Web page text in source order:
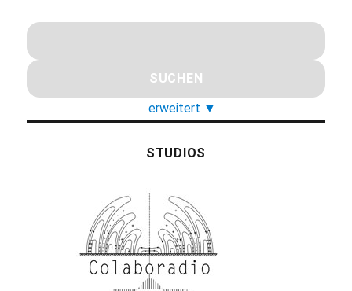
erweitert ▼
STUDIOS